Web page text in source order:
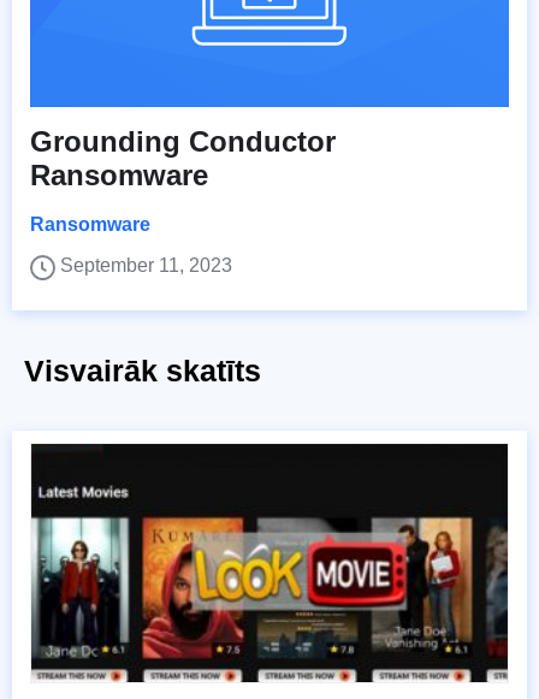
Grounding Conductor
Ransomware
Ransomware
September 11, 2023
Visvairāk skatīts